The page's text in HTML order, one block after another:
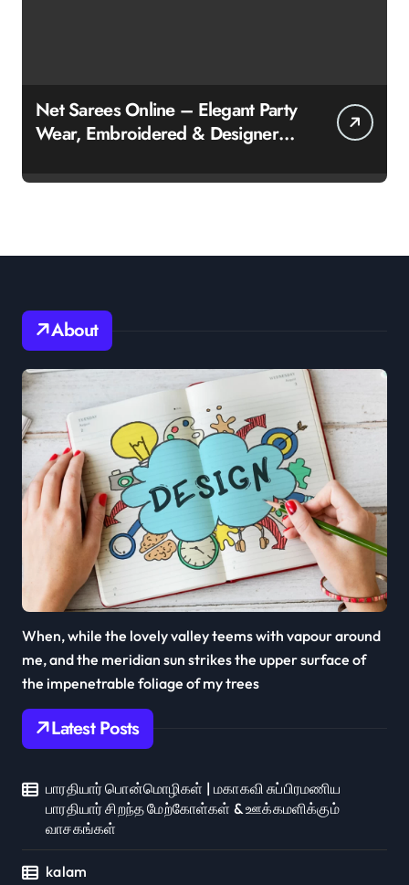
Net Sarees Online – Elegant Party
Wear, Embroidered & Designer
About
When, while the lovely valley teems with vapour around
me, and the meridian sun strikes the upper surface of
the impenetrable foliage of my trees
Latest Posts
பாரதியார் பொன்மொழிகள் | மகாகவி சுப்பிரமணிய
பாரதியார் சிறந்த மேற்கோள்கள் & ஊக்கமளிக்கும்
வாசகங்கள்
kalam